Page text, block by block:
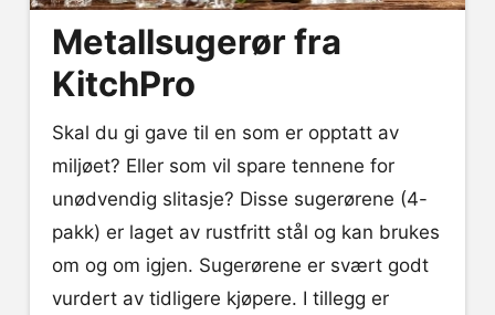
Metallsugerør fra
KitchPro
Skal du gi gave til en som er opptatt av
miljøet? Eller som vil spare tennene for
unødvendig slitasje? Disse sugerørene (4-
pakk) er laget av rustfritt stål og kan brukes
om og om igjen. Sugerørene er svært godt
vurdert av tidligere kjøpere. I tillegg er